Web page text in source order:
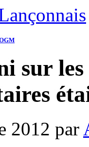
sur
2012 par